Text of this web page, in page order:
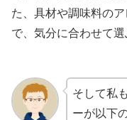
た、具材や調味料の
で、気分に合わせて選
そして私
ーが以下